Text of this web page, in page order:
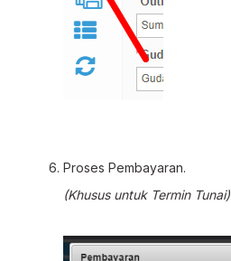
Proses Pembayaran.
(Khusus untuk Termin Tunai)